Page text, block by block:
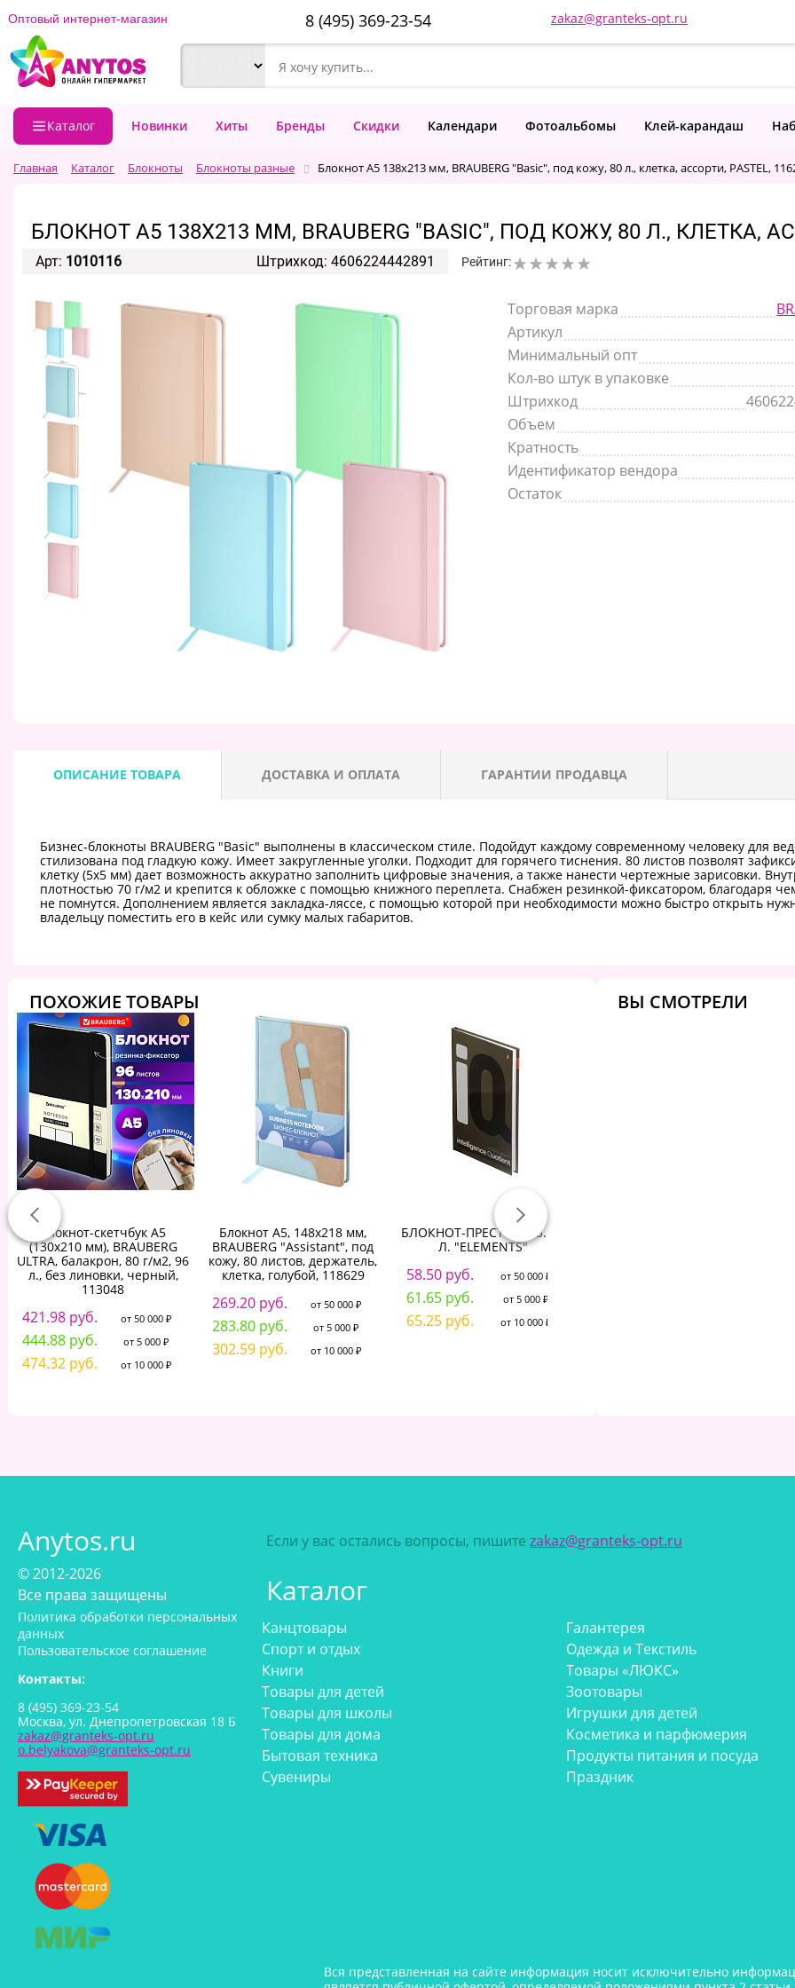
Оптовый интернет-магазин 8 (495) 369-23-54 zakaz@granteks-opt.ru
Каталог Новинки Хиты Бренды Скидки Календари Фотоальбомы Клей-карандаш
Главная Каталог Блокноты Блокноты разные Блокнот А5 138x213 мм, BRAUBERG "Basic", под кожу, 80 л., клетка, ассорти, PASTEL,
БЛОКНОТ А5 138X213 ММ, BRAUBERG "BASIC", ПОД КОЖУ, 80 Л., КЛЕТКА,
Арт: 1010116 Штрихкод: 4606224442891 Рейтинг:
Торговая марка
Артикул
Минимальный опт
Кол-во штук в упаковке
Штрихкод
Объем
Кратность
Идентификатор вендора
Остаток
ОПИСАНИЕ ТОВАРА ДОСТАВКА И ОПЛАТА ГАРАНТИИ ПРОДАВЦА
Бизнес-блокноты BRAUBERG "Basic" выполнены в классическом стиле. Подойдут каждому современному человеку для
стилизована под гладкую кожу. Имеет закругленные уголки. Подходит для горячего тиснения. 80 листов позволят
клетку (5х5 мм) дает возможность аккуратно заполнить цифровые значения, а также нанести чертежные зарисовки.
плотностью 70 г/м2 и крепится к обложке с помощью книжного переплета. Снабжен резинкой-фиксатором, благодаря
не помнутся. Дополнением является закладка-ляссе, с помощью которой при необходимости можно быстро открыть
владельцу поместить его в кейс или сумку малых габаритов.
ПОХОЖИЕ ТОВАРЫ
Блокнот-скетчбук А5
(130х210 мм), BRAUBERG
ULTRA, балакрон, 80 г/м2, 96
л., без линовки, черный,
113048
421.98 руб. от 50 000 ₽
444.88 руб. от 5 000 ₽
474.32 руб. от 10 000 ₽
Блокнот А5, 148x218 мм,
BRAUBERG "Assistant", под
кожу, 80 листов, держатель,
клетка, голубой, 118629
269.20 руб. от 50 000 ₽
283.80 руб. от 5 000 ₽
302.59 руб. от 10 000 ₽
БЛОКНОТ-ПРЕСТИЖ А5. 80
Л. "ELEMENTS"
58.50 руб. от 50 000 ₽
61.65 руб. от 5 000 ₽
65.25 руб. от 10 000 ₽
ВЫ СМОТРЕЛИ
Anytos.ru
© 2012-2026
Все права защищены
Политика обработки персональных
данных
Пользовательское соглашение
Контакты:
8 (495) 369-23-54
Москва, ул. Днепропетровская 18 Б
zakaz@granteks-opt.ru
o.belyakova@granteks-opt.ru
Если у вас остались вопросы, пишите zakaz@granteks-opt.ru
Каталог
Канцтовары
Спорт и отдых
Книги
Товары для детей
Товары для школы
Товары для дома
Бытовая техника
Сувениры
Галантерея
Одежда и Текстиль
Товары «ЛЮКС»
Зоотовары
Игрушки для детей
Косметика и парфюмерия
Продукты питания и посуда
Праздник
Вся представленная на сайте информация носит исключительно